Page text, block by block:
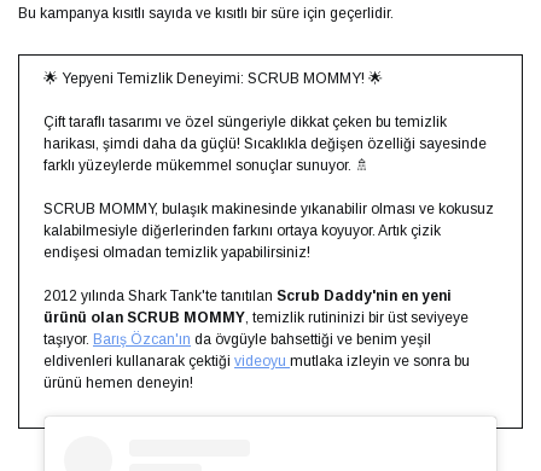
Bu kampanya kısıtlı sayıda ve kısıtlı bir süre için geçerlidir.
🌟 Yepyeni Temizlik Deneyimi: SCRUB MOMMY! 🌟
Çift taraflı tasarımı ve özel süngeriyle dikkat çeken bu temizlik
harikası, şimdi daha da güçlü! Sıcaklıkla değişen özelliği sayesinde
farklı yüzeylerde mükemmel sonuçlar sunuyor. 🚿
SCRUB MOMMY, bulaşık makinesinde yıkanabilir olması ve kokusuz
kalabilmesiyle diğerlerinden farkını ortaya koyuyor. Artık çizik
endişesi olmadan temizlik yapabilirsiniz!
2012 yılında Shark Tank'te tanıtılan Scrub Daddy'nin en yeni
ürünü olan SCRUB MOMMY, temizlik rutininizi bir üst seviyeye
taşıyor. Barış Özcan'ın da övgüyle bahsettiği ve benim yeşil
eldivenleri kullanarak çektiği videoyu mutlaka izleyin ve sonra bu
ürünü hemen deneyin!